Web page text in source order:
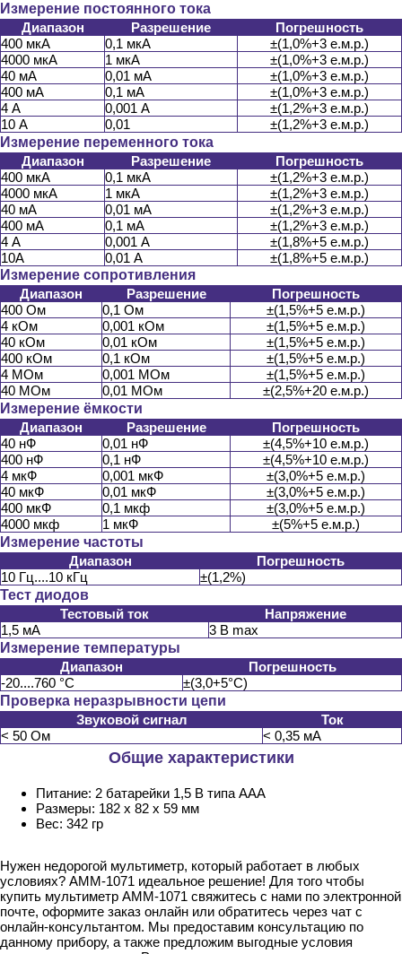
Измерение постоянного тока
Диапазон
Разрешение
Погрешность
400 мкА
0,1 мкА
±(1,0%+3 е.м.р.)
4000 мкА
1 мкА
±(1,0%+3 е.м.р.)
40 мА
0,01 мА
±(1,0%+3 е.м.р.)
400 мА
0,1 мА
±(1,0%+3 е.м.р.)
4 А
0,001 А
±(1,2%+3 е.м.р.)
10 А
0,01
±(1,2%+3 е.м.р.)
Измерение переменного тока
Диапазон
Разрешение
Погрешность
400 мкА
0,1 мкА
±(1,2%+3 е.м.р.)
4000 мкА
1 мкА
±(1,2%+3 е.м.р.)
40 мА
0,01 мА
±(1,2%+3 е.м.р.)
400 мА
0,1 мА
±(1,2%+3 е.м.р.)
4 А
0,001 А
±(1,8%+5 е.м.р.)
10А
0,01 А
±(1,8%+5 е.м.р.)
Измерение сопротивления
Диапазон
Разрешение
Погрешность
400 Ом
0,1 Ом
±(1,5%+5 е.м.р.)
4 кОм
0,001 кОм
±(1,5%+5 е.м.р.)
40 кОм
0,01 кОм
±(1,5%+5 е.м.р.)
400 кОм
0,1 кОм
±(1,5%+5 е.м.р.)
4 МОм
0,001 МОм
±(1,5%+5 е.м.р.)
40 МОм
0,01 МОм
±(2,5%+20 е.м.р.)
Измерение ёмкости
Диапазон
Разрешение
Погрешность
40 нФ
0,01 нФ
±(4,5%+10 е.м.р.)
400 нФ
0,1 нФ
±(4,5%+10 е.м.р.)
4 мкФ
0,001 мкФ
±(3,0%+5 е.м.р.)
40 мкФ
0,01 мкФ
±(3,0%+5 е.м.р.)
400 мкФ
0,1 мкф
±(3,0%+5 е.м.р.)
4000 мкф
1 мкФ
±(5%+5 е.м.р.)
Измерение частоты
Диапазон
Погрешность
10 Гц....10 кГц
±(1,2%)
Тест диодов
Тестовый ток
Напряжение
1,5 мА
3 В max
Измерение температуры
Диапазон
Погрешность
-20....760 °C
±(3,0+5°C)
Проверка неразрывности цепи
Звуковой сигнал
Ток
< 50 Ом
< 0,35 мА
Общие характеристики
Питание: 2 батарейки 1,5 В типа AAA
Размеры: 182 х 82 х 59 мм
Вес: 342 гр
Нужен недорогой мультиметр, который работает в любых
условиях? АММ-1071 идеальное решение! Для того чтобы
купить мультиметр АММ-1071 свяжитесь с нами по электронной
почте, оформите заказ онлайн или обратитесь через чат с
онлайн-консультантом. Мы предоставим консультацию по
данному прибору, а также предложим выгодные условия